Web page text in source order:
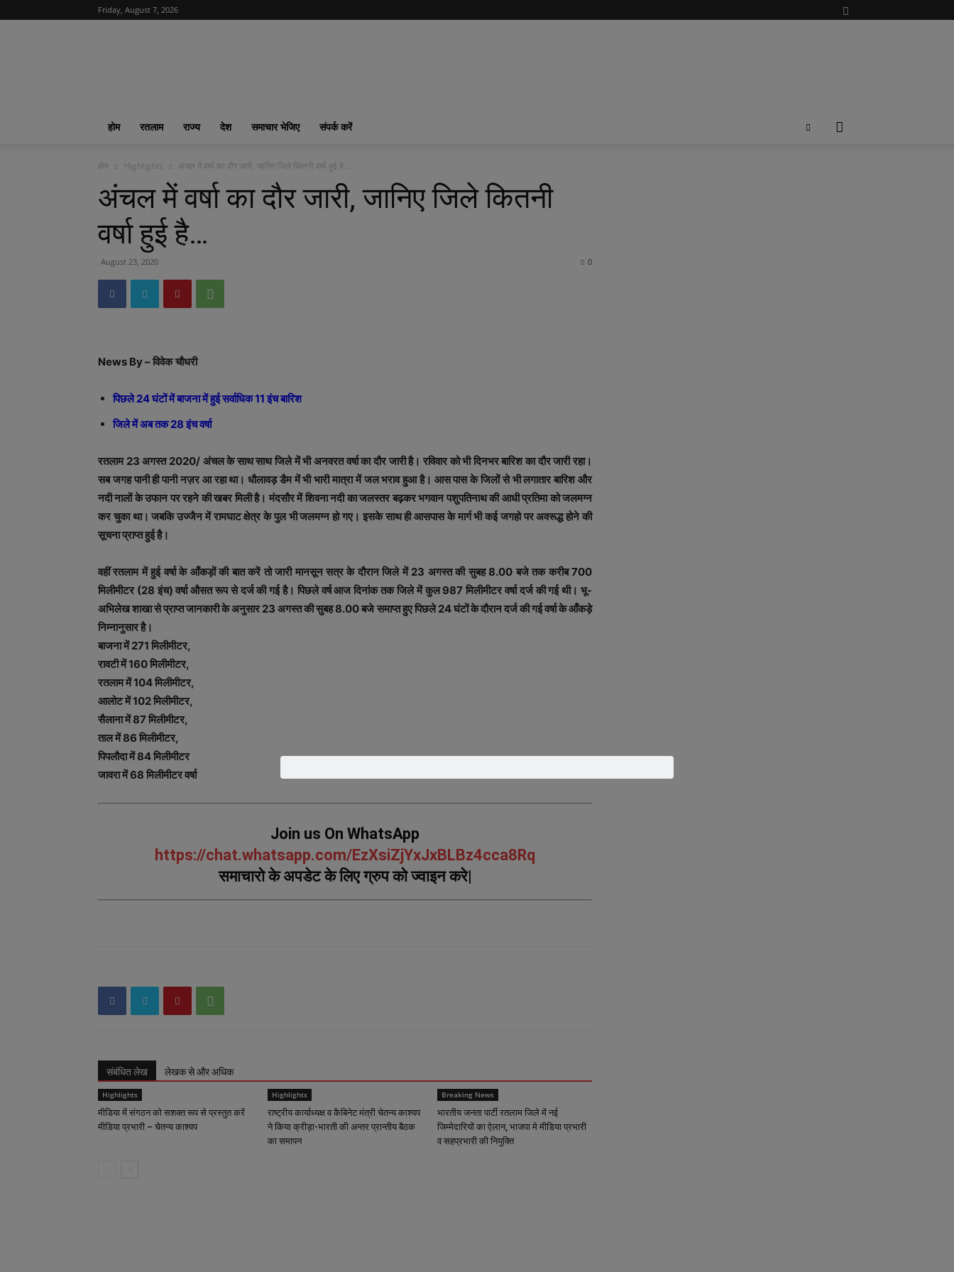
Friday, August 7, 2026
का
फीवर
होम रतलाम राज्य देश समाचार भेजिए संपर्क करें
होम Highlights अंचल में वर्षा का दौर जारी, जानिए जिले कितनी वर्षा हुई है…
अंचल में वर्षा का दौर जारी, जानिए जिले कितनी
वर्षा हुई है…
August 23, 2020 0
News By –विवेक चौधरी
पिछले 24 घंटों में बाजना में हुई सर्वाधिक 11 इंच बारिश
जिले में अब तक 28 इंच वर्षा
रतलाम 23 अगस्त 2020/ अंचल के साथ साथ जिले में भी अनवरत वर्षा का दौर जारी है। रविवार को भी दिनभर बारिश का दौर जारी रहा।
सब जगह पानी ही पानी नज़र आ रहा था। धौलावड़ डैम में भी भारी मात्रा में जल भराव हुआ है। आस पास के जिलों से भी लगातार बारिश और
नदी नालों के उफान पर रहने की खबर मिली है। मंदसौर में शिवना नदी का जलस्तर बढ़कर भगवान पशुपतिनाथ की आधी प्रतिमा को जलमग्न
कर चुका था। जबकि उज्जैन में रामघाट क्षेत्र के पुल भी जलमग्न हो गए। इसके साथ ही आसपास के मार्ग भी कई जगहो पर अवरूद्ध होने की
सूचना प्राप्त हुई है।
वहीं रतलाम में हुई वर्षा के आँकड़ों की बात करें तो जारी मानसून सत्र के दौरान जिले में 23 अगस्त की सुबह 8.00 बजे तक करीब 700
मिलीमीटर (28 इंच) वर्षा औसत रूप से दर्ज की गई है। पिछले वर्ष आज दिनांक तक जिले में कुल 987 मिलीमीटर वर्षा दर्ज की गई थी। भू-
अभिलेख शाखा से प्राप्त जानकारी के अनुसार 23 अगस्त की सुबह 8.00 बजे समाप्त हुए पिछले 24 घंटों के दौरान दर्ज की गई वर्षा के आँकड़े
निम्नानुसार है।
बाजना में 271 मिलीमीटर,
रावटी में 160 मिलीमीटर,
रतलाम में 104 मिलीमीटर,
आलोट में 102 मिलीमीटर,
सैलाना में 87 मिलीमीटर,
ताल में 86 मिलीमीटर,
पिपलौदा में 84 मिलीमीटर
जावरा में 68 मिलीमीटर वर्षा
Join us On WhatsApp
https://chat.whatsapp.com/EzXsiZjYxJxBLBz4cca8Rq
समाचारो के अपडेट के लिए ग्रुप को ज्वाइन करे|
संबंधित लेख लेखक से और अधिक
Highlights
मीडिया में संगठन को सशक्त रूप से प्रस्तुत करें
मीडिया प्रभारी – चेतन्य काश्यप
Highlights
राष्ट्रीय कार्याध्यक्ष व कैबिनेट मंत्री चेतन्य काश्यप
ने किया क्रीड़ा-भारती की अन्तर प्रान्तीय बैठक
का समापन
Breaking News
भारतीय जनता पार्टी रतलाम जिले में नई
जिम्मेदारियों का ऐलान, भाजपा मे मीडिया प्रभारी
व सहप्रभारी की नियुक्ति